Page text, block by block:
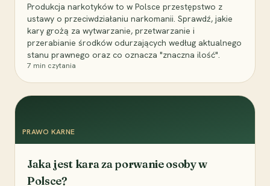
Produkcja narkotyków to w Polsce przestępstwo z
ustawy o przeciwdziałaniu narkomanii. Sprawdź, jakie
kary grożą za wytwarzanie, przetwarzanie i
przerabianie środków odurzających według aktualnego
stanu prawnego oraz co oznacza "znaczna ilość".
7 min czytania
PRAWO KARNE
Jaka jest kara za porwanie osoby w
Polsce?